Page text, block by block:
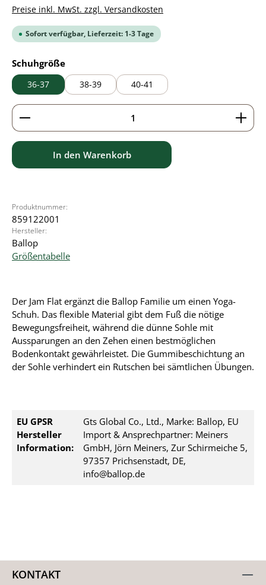
Preise inkl. MwSt. zzgl. Versandkosten
Sofort verfügbar, Lieferzeit: 1-3 Tage
Schuhgrößeauswählen
36-37 38-39 40-41
Produkt Anzahl: Gib den gewünschten Wert ein
In den Warenkorb
Produktnummer:
859122001
Hersteller:
Ballop
Größentabelle
Der Jam Flat ergänzt die Ballop Familie um einen Yoga-
Schuh. Das flexible Material gibt dem Fuß die nötige
Bewegungsfreiheit, während die dünne Sohle mit
Aussparungen an den Zehen einen bestmöglichen
Bodenkontakt gewährleistet. Die Gummibeschichtung an
der Sohle verhindert ein Rutschen bei sämtlichen Übungen.
EU GPSR
Hersteller
Information:
Gts Global Co., Ltd., Marke: Ballop, EU
Import & Ansprechpartner: Meiners
GmbH, Jörn Meiners, Zur Schirmeiche 5,
97357 Prichsenstadt, DE,
info@ballop.de
KONTAKT